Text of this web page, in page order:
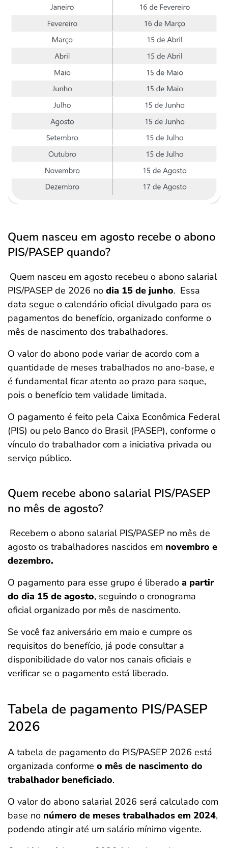
Quem nasceu em agosto recebe o abono
PIS/PASEP quando?
Quem nasceu em agosto recebeu o abono salarial
PIS/PASEP de 2026 no dia 15 de junho. Essa
data segue o calendário oficial divulgado para os
pagamentos do benefício, organizado conforme o
mês de nascimento dos trabalhadores.
O valor do abono pode variar de acordo com a
quantidade de meses trabalhados no ano-base, e
é fundamental ficar atento ao prazo para saque,
pois o benefício tem validade limitada.
O pagamento é feito pela Caixa Econômica Federal
(PIS) ou pelo Banco do Brasil (PASEP), conforme o
vínculo do trabalhador com a iniciativa privada ou
serviço público.
Quem recebe abono salarial PIS/PASEP
no mês de agosto?
Recebem o abono salarial PIS/PASEP no mês de
agosto os trabalhadores nascidos em novembro e
dezembro.
O pagamento para esse grupo é liberado a partir
do dia 15 de agosto, seguindo o cronograma
oficial organizado por mês de nascimento.
Se você faz aniversário em maio e cumpre os
requisitos do benefício, já pode consultar a
disponibilidade do valor nos canais oficiais e
verificar se o pagamento está liberado.
Tabela de pagamento PIS/PASEP
2026
A tabela de pagamento do PIS/PASEP 2026 está
organizada conforme o mês de nascimento do
trabalhador beneficiado.
O valor do abono salarial 2026 será calculado com
base no número de meses trabalhados em 2024,
podendo atingir até um salário mínimo vigente.